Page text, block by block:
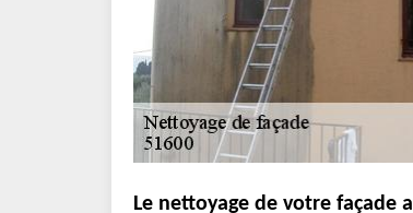
Le nettoyage de votre façade